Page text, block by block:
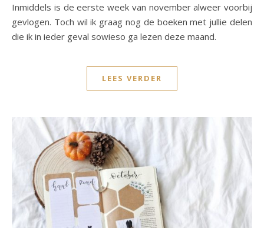
Inmiddels is de eerste week van november alweer voorbij
gevlogen. Toch wil ik graag nog de boeken met jullie delen
die ik in ieder geval sowieso ga lezen deze maand.
LEES VERDER